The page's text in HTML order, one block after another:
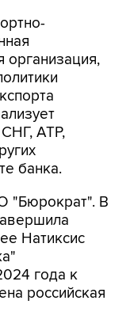
организация,
АТР,
банка.
"Бюрократ". В
Натиксис
года к
российская